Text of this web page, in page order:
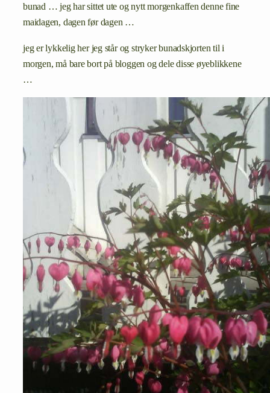
bunad … jeg har sittet ute og nytt morgenkaffen denne fine
maidagen, dagen før dagen …
jeg er lykkelig her jeg står og stryker bunadskjorten til i
morgen, må bare bort på bloggen og dele disse øyeblikkene
…